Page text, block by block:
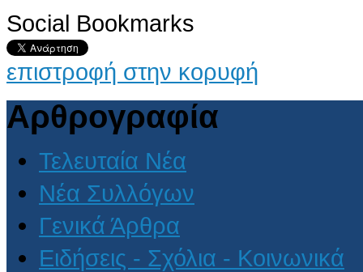
Social Bookmarks
επιστροφή στην κορυφή
Αρθρογραφία
Τελευταία Νέα
Νέα Συλλόγων
Γενικά Άρθρα
Ειδήσεις - Σχόλια - Κοινωνικά